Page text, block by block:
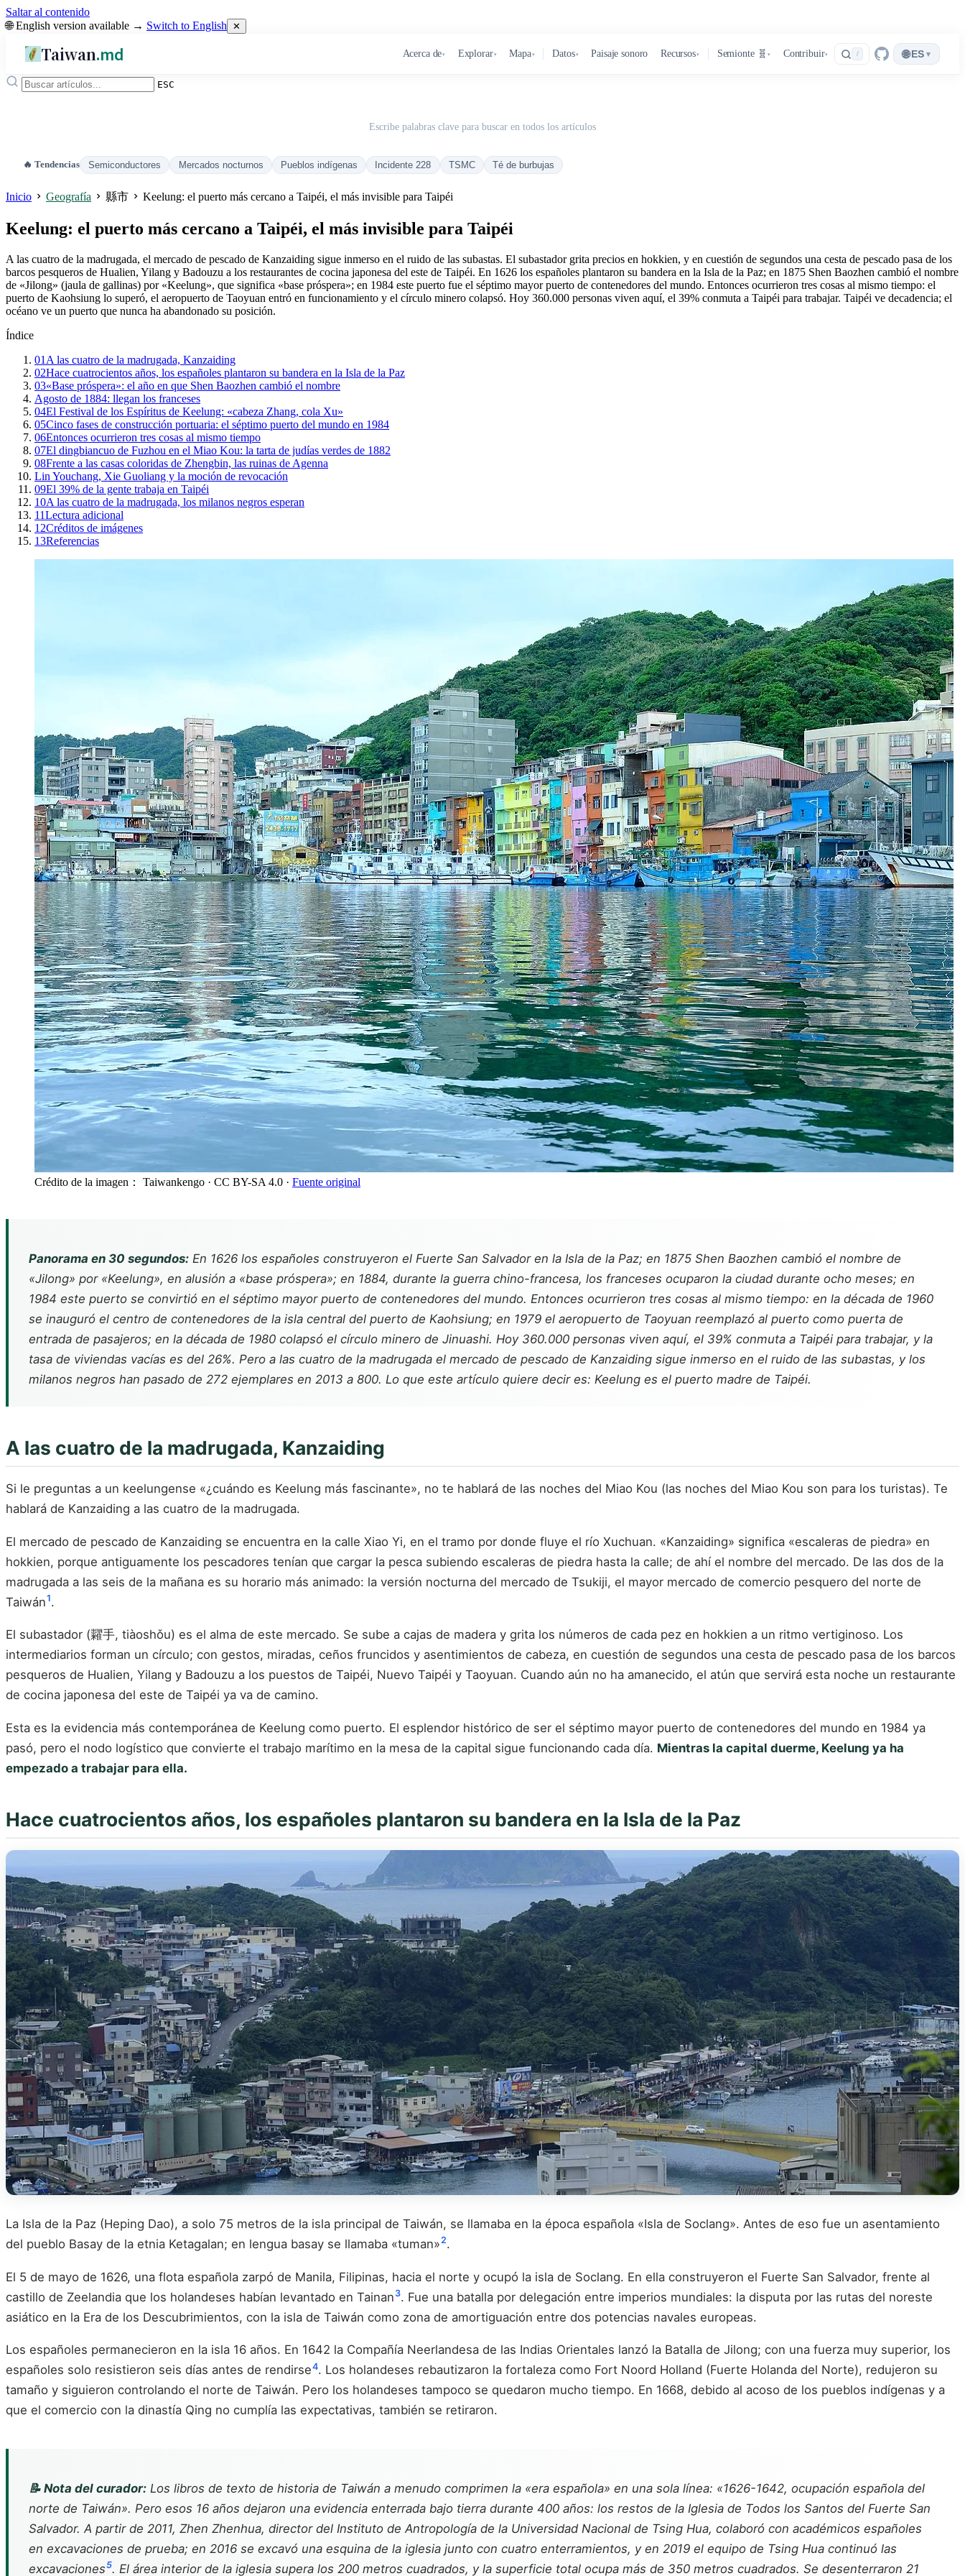
Saltar al contenido
🌐 English version available → Switch to English ✕
Taiwan.md Acerca de▾ Explorar▾ Mapa▾ Datos▾ Paisaje sonoro Recursos▾ Semionte 🧬 ▾ Contribuir▾ / 🌐 ES ▾
ESC
Escribe palabras clave para buscar en todos los artículos
🔥 Tendencias Semiconductores Mercados nocturnos Pueblos indígenas Incidente 228 TSMC Té de burbujas
Inicio Geografía 縣市 Keelung: el puerto más cercano a Taipéi, el más invisible para Taipéi
Keelung: el puerto más cercano a Taipéi, el más invisible para Taipéi
A las cuatro de la madrugada, el mercado de pescado de Kanzaiding sigue inmerso en el ruido de las subastas. El subastador grita precios en hokkien, y en cuestión de segundos una cesta de pescado pasa de los
barcos pesqueros de Hualien, Yilang y Badouzu a los restaurantes de cocina japonesa del este de Taipéi. En 1626 los españoles plantaron su bandera en la Isla de la Paz; en 1875 Shen Baozhen cambió el nombre
de «Jilong» (jaula de gallinas) por «Keelung», que significa «base próspera»; en 1984 este puerto fue el séptimo mayor puerto de contenedores del mundo. Entonces ocurrieron tres cosas al mismo tiempo: el
puerto de Kaohsiung lo superó, el aeropuerto de Taoyuan entró en funcionamiento y el círculo minero colapsó. Hoy 360.000 personas viven aquí, el 39% conmuta a Taipéi para trabajar. Taipéi ve decadencia; el
océano ve un puerto que nunca ha abandonado su posición.
Índice
01 A las cuatro de la madrugada, Kanzaiding
02Hace cuatrocientos años, los españoles plantaron su bandera en la Isla de la Paz
03«Base próspera»: el año en que Shen Baozhen cambió el nombre
Agosto de 1884: llegan los franceses
04El Festival de los Espíritus de Keelung: «cabeza Zhang, cola Xu»
05Cinco fases de construcción portuaria: el séptimo puerto del mundo en 1984
06Entonces ocurrieron tres cosas al mismo tiempo
07El dingbiancuo de Fuzhou en el Miao Kou: la tarta de judías verdes de 1882
08Frente a las casas coloridas de Zhengbin, las ruinas de Agenna
Lin Youchang, Xie Guoliang y la moción de revocación
09El 39% de la gente trabaja en Taipéi
10A las cuatro de la madrugada, los milanos negros esperan
11Lectura adicional
12Créditos de imágenes
13Referencias
Crédito de la imagen： Taiwankengo · CC BY-SA 4.0 · Fuente original
Panorama en 30 segundos: En 1626 los españoles construyeron el Fuerte San Salvador en la Isla de la Paz; en 1875 Shen Baozhen cambió el nombre de
«Jilong» por «Keelung», en alusión a «base próspera»; en 1884, durante la guerra chino-francesa, los franceses ocuparon la ciudad durante ocho meses; en
1984 este puerto se convirtió en el séptimo mayor puerto de contenedores del mundo. Entonces ocurrieron tres cosas al mismo tiempo: en la década de 1960
se inauguró el centro de contenedores de la isla central del puerto de Kaohsiung; en 1979 el aeropuerto de Taoyuan reemplazó al puerto como puerta de
entrada de pasajeros; en la década de 1980 colapsó el círculo minero de Jinuashi. Hoy 360.000 personas viven aquí, el 39% conmuta a Taipéi para trabajar, y la
tasa de viviendas vacías es del 26%. Pero a las cuatro de la madrugada el mercado de pescado de Kanzaiding sigue inmerso en el ruido de las subastas, y los
milanos negros han pasado de 272 ejemplares en 2013 a 800. Lo que este artículo quiere decir es: Keelung es el puerto madre de Taipéi.
A las cuatro de la madrugada, Kanzaiding
Si le preguntas a un keelungense «¿cuándo es Keelung más fascinante», no te hablará de las noches del Miao Kou (las noches del Miao Kou son para los turistas). Te
hablará de Kanzaiding a las cuatro de la madrugada.
El mercado de pescado de Kanzaiding se encuentra en la calle Xiao Yi, en el tramo por donde fluye el río Xuchuan. «Kanzaiding» significa «escaleras de piedra» en
hokkien, porque antiguamente los pescadores tenían que cargar la pesca subiendo escaleras de piedra hasta la calle; de ahí el nombre del mercado. De las dos de la
madrugada a las seis de la mañana es su horario más animado: la versión nocturna del mercado de Tsukiji, el mayor mercado de comercio pesquero del norte de
Taiwán1.
El subastador (糶手, tiàoshǒu) es el alma de este mercado. Se sube a cajas de madera y grita los números de cada pez en hokkien a un ritmo vertiginoso. Los
intermediarios forman un círculo; con gestos, miradas, ceños fruncidos y asentimientos de cabeza, en cuestión de segundos una cesta de pescado pasa de los barcos
pesqueros de Hualien, Yilang y Badouzu a los puestos de Taipéi, Nuevo Taipéi y Taoyuan. Cuando aún no ha amanecido, el atún que servirá esta noche un restaurante
de cocina japonesa del este de Taipéi ya va de camino.
Esta es la evidencia más contemporánea de Keelung como puerto. El esplendor histórico de ser el séptimo mayor puerto de contenedores del mundo en 1984 ya
pasó, pero el nodo logístico que convierte el trabajo marítimo en la mesa de la capital sigue funcionando cada día. Mientras la capital duerme, Keelung ya ha
empezado a trabajar para ella.
Hace cuatrocientos años, los españoles plantaron su bandera en la Isla de la Paz
La Isla de la Paz (Heping Dao), a solo 75 metros de la isla principal de Taiwán, se llamaba en la época española «Isla de Soclang». Antes de eso fue un asentamiento
del pueblo Basay de la etnia Ketagalan; en lengua basay se llamaba «tuman»2.
El 5 de mayo de 1626, una flota española zarpó de Manila, Filipinas, hacia el norte y ocupó la isla de Soclang. En ella construyeron el Fuerte San Salvador, frente al
castillo de Zeelandia que los holandeses habían levantado en Tainan 3. Fue una batalla por delegación entre imperios mundiales: la disputa por las rutas del noreste
asiático en la Era de los Descubrimientos, con la isla de Taiwán como zona de amortiguación entre dos potencias navales europeas.
Los españoles permanecieron en la isla 16 años. En 1642 la Compañía Neerlandesa de las Indias Orientales lanzó la Batalla de Jilong; con una fuerza muy superior, los
españoles solo resistieron seis días antes de rendirse4. Los holandeses rebautizaron la fortaleza como Fort Noord Holland (Fuerte Holanda del Norte), redujeron su
tamaño y siguieron controlando el norte de Taiwán. Pero los holandeses tampoco se quedaron mucho tiempo. En 1668, debido al acoso de los pueblos indígenas y a
que el comercio con la dinastía Qing no cumplía las expectativas, también se retiraron.
📝 Nota del curador: Los libros de texto de historia de Taiwán a menudo comprimen la «era española» en una sola línea: «1626-1642, ocupación española del
norte de Taiwán». Pero esos 16 años dejaron una evidencia enterrada bajo tierra durante 400 años: los restos de la Iglesia de Todos los Santos del Fuerte San
Salvador. A partir de 2011, Zhen Zhenhua, director del Instituto de Antropología de la Universidad Nacional de Tsing Hua, colaboró con académicos españoles
en excavaciones de prueba; en 2016 se excavó una esquina de la iglesia junto con cuatro enterramientos, y en 2019 el equipo de Tsing Hua continuó las
excavaciones5. El área interior de la iglesia supera los 200 metros cuadrados, y la superficie total ocupa más de 350 metros cuadrados. Se desenterraron 21